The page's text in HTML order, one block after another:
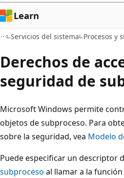
Learn
Servicios del sistema Procesos y
Derechos de
seguridad de
Microsoft Windows permite
objetos de subproceso. Para
sobre la seguridad, vea Modelo
Puede especificar un descriptor
subproceso al llamar a la función